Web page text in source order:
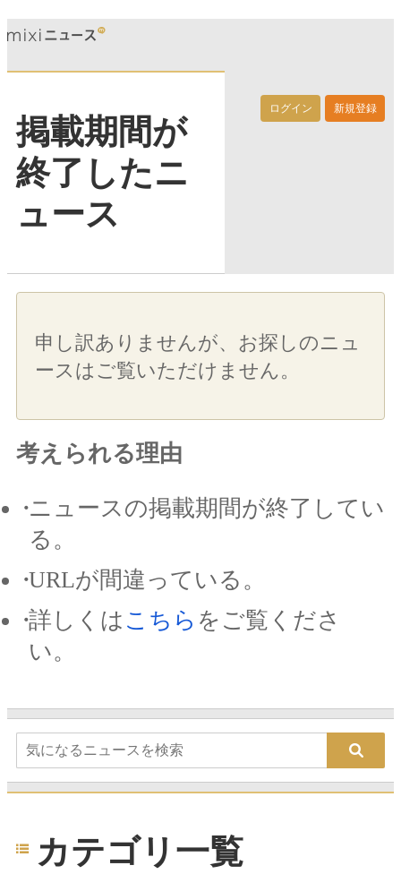
ログイン 新規登録
掲載期間が
終了したニ
ュース
申し訳ありませんが、お探しのニュ
ースはご覧いただけません。
考えられる理由
ニュースの掲載期間が終了してい
る。
URLが間違っている。
詳しくは こちら をご覧くださ
い。
カテゴリ一覧